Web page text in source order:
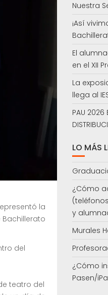
la
Bachillerato
del
teatro del
Nuestra
¡Así
El
en el XII
La
llega al
PAU 2026
LO MÁS
¿Cómo
y
Murales
¿Cómo
Pasen/